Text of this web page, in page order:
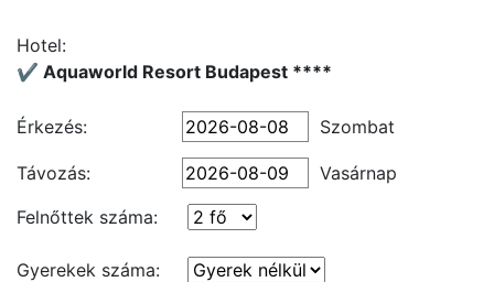
Hotel:
✔️ Aquaworld Resort Budapest ****
Érkezés: Szombat
Távozás:
Vasárnap
Felnőttek száma:
Gyerekek száma: